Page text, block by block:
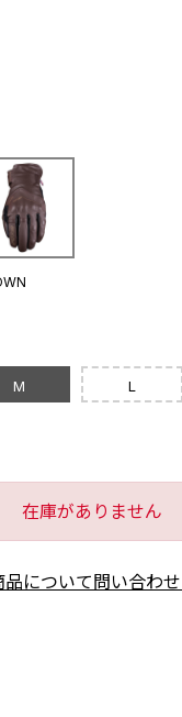
M L
在庫がありません
品について問い合わ